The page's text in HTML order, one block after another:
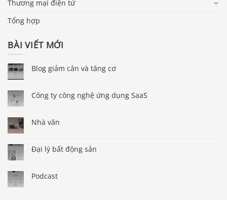
Thương mại điện tử
Tổng hợp
BÀI VIẾT MỚI
Blog giảm cân và tăng cơ
Công ty công nghệ ứng dụng SaaS
Nhà văn
Đại lý bất động sản
Podcast